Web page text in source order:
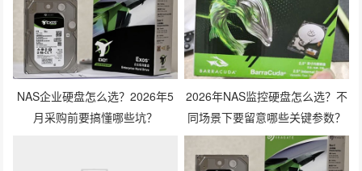
NAS企业硬盘怎么选？2026年5
月采购前要搞懂哪些坑？
2026年NAS监控硬盘怎么选？不
同场景下要留意哪些关键参数？